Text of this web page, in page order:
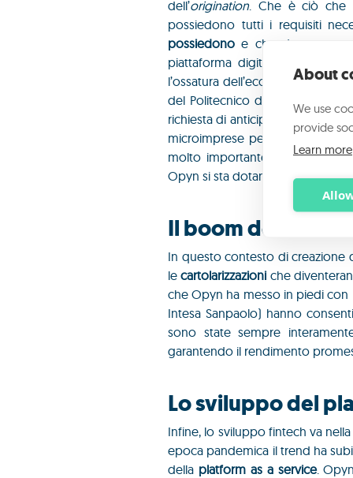
dell’origination. Che è ciò che
possiedono tutti i requisiti
possiedono e che devono
piattaforma digitale, ma le
l’ossatura dell’economia
del Politecnico di Milano, per il
richiesta di anticipo fatture o
microimprese per servizi
molto importante per il 27%
Opyn si sta dotando di unarete
Il boom delle
In questo contesto di creazione
lecartolarizzazioni che
che Opyn ha messo in piedi con
Intesa Sanpaolo) hanno
sono state sempre
garantendo il rendimento
Lo sviluppo del
Infine, lo sviluppo fintech va
epoca pandemica il trend ha
della platform as a service.
About
We use
provide
Learn more